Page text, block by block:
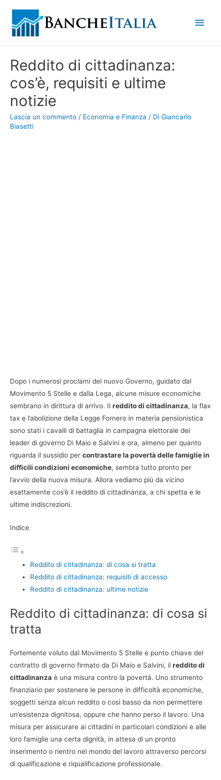
Reddito di cittadinanza:
cos’è, requisiti e ultime
notizie
Lascia un commento / Economia e Finanza / Di Giancarlo
Biasetti
Dopo i numerosi proclami del nuovo Governo, guidato dal
Movimento 5 Stelle e dalla Lega, alcune misure economiche
sembrano in dirittura di arrivo. Il reddito di cittadinanza, la flax
tax e l’abolizione della Legge Fornero in materia pensionistica
sono stati i cavalli di battaglia in campagna elettorale dei
leader di governo Di Maio e Salvini e ora, almeno per quanto
riguarda il sussidio per contrastare la povertà delle famiglie in
difficili condizioni economiche, sembra tutto pronto per
l’avvio della nuova misura. Allora vediamo più da vicino
esattamente cos’è il reddito di cittadinanza, a chi spetta e le
ultime indiscrezioni.
Indice
Reddito di cittadinanza: di cosa si tratta
Reddito di cittadinanza: requisiti di accesso
Reddito di cittadinanza: ultime notizie
Reddito di cittadinanza: di cosa si
tratta
Fortemente voluto dal Movimento 5 Stelle e punto chiave del
contratto di governo firmato da Di Maio e Salvini, il reddito di
cittadinanza è una misura contro la povertà. Uno strumento
finanziario per sostenere le persone in difficoltà economiche,
soggetti senza alcun reddito o così basso da non permettere
un’esistenza dignitosa, oppure che hanno perso il lavoro. Una
misura per assicurare ai cittadini in particolari condizioni e alle
loro famiglie una certa dignità, in attesa di un pronto
inserimento o rientro nel mondo del lavoro attraverso percorsi
di qualificazione e riqualificazione professionale.